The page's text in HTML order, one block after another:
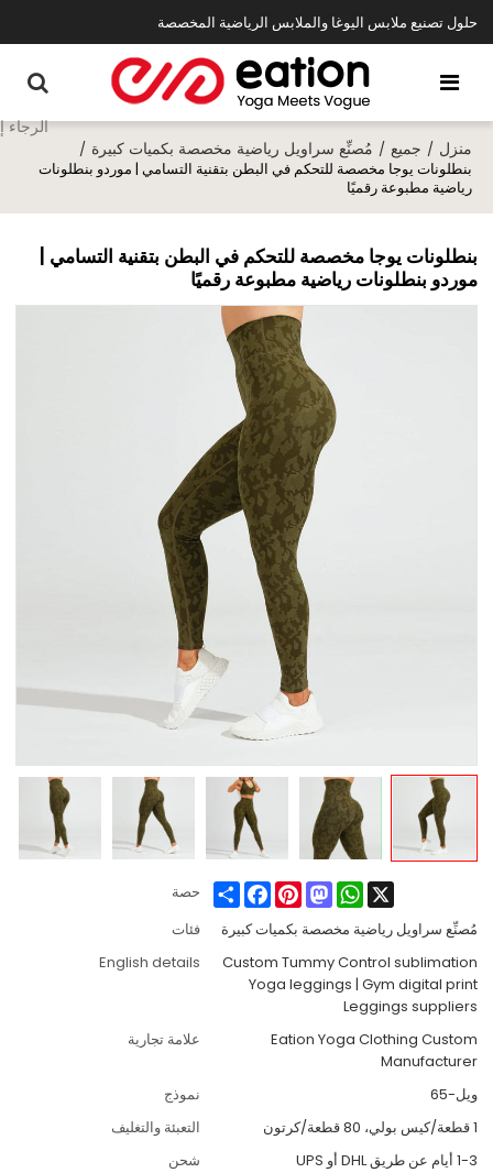
حلول تصنيع ملابس اليوغا والملابس الرياضية المخصصة
منزل / جميع / مُصنِّع سراويل رياضية مخصصة بكميات كبيرة /
بنطلونات يوجا مخصصة للتحكم في البطن بتقنية التسامي | موردو بنطلونات
رياضية مطبوعة رقميًا
بنطلونات يوجا مخصصة للتحكم في البطن بتقنية التسامي |
موردو بنطلونات رياضية مطبوعة رقميًا
حصةShare
FacebookPinterest
Mastodon
WhatsApp
X
فئات
مُصنِّع سراويل رياضية مخصصة بكميات كبيرة
English details
Custom Tummy Control sublimation
Yoga leggings | Gym digital print
Leggings suppliers
علامة تجارية
Eation Yoga Clothing Custom
Manufacturer
نموذج
ويل-65
التعبئة والتغليف
1 قطعة/كيس بولي، 80 قطعة/كرتون
شحن
1-3 أيام عن طريق DHL أو UPS